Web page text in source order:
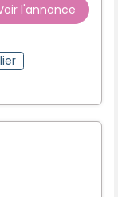
l'annonce